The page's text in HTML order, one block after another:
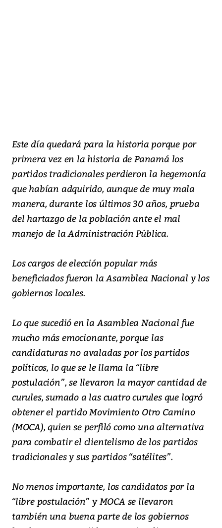
Este día quedará para la historia porque por
primera vez en la historia de Panamá los
partidos tradicionales perdieron la hegemonía
que habían adquirido, aunque de muy mala
manera, durante los últimos 30 años, prueba
del hartazgo de la población ante el mal
manejo de la Administración Pública.
Los cargos de elección popular más
beneficiados fueron la Asamblea Nacional y los
gobiernos locales.
Lo que sucedió en la Asamblea Nacional fue
mucho más emocionante, porque las
candidaturas no avaladas por los partidos
políticos, lo que se le llama la “libre
postulación”, se llevaron la mayor cantidad de
curules, sumado a las cuatro curules que logró
obtener el partido Movimiento Otro Camino
(MOCA), quien se perfiló como una alternativa
para combatir el clientelismo de los partidos
tradicionales y sus partidos “satélites”.
No menos importante, los candidatos por la
“libre postulación” y MOCA se llevaron
también una buena parte de los gobiernos